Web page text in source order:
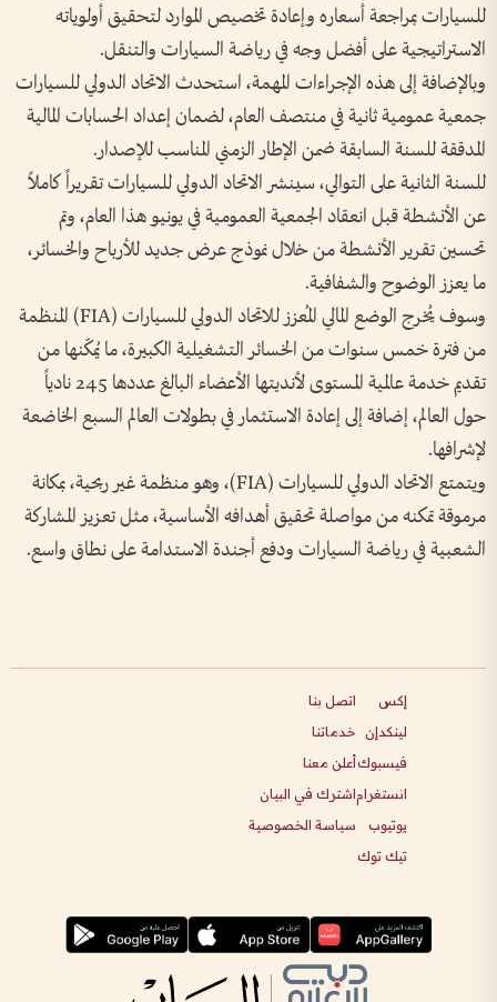
للسيارات بمراجعة أسعاره وإعادة تخصيص الموارد لتحقيق أولوياته
الاستراتيجية على أفضل وجه في رياضة السيارات والتنقل.
وبالإضافة إلى هذه الإجراءات المهمة، استحدث الاتحاد الدولي للسيارات
جمعية عمومية ثانية في منتصف العام، لضمان إعداد الحسابات المالية
المدققة للسنة السابقة ضمن الإطار الزمني المناسب للإصدار.
للسنة الثانية على التوالي، سينشر الاتحاد الدولي للسيارات تقريراً كاملاً
عن الأنشطة قبل انعقاد الجمعية العمومية في يونيو هذا العام، وتم
تحسين تقرير الأنشطة من خلال نموذج عرض جديد للأرباح والخسائر،
ما يعزز الوضوح والشفافية.
وسوف يُخرج الوضع المالي المُعزز للاتحاد الدولي للسيارات (FIA) المنظمة
من فترة خمس سنوات من الخسائر التشغيلية الكبيرة، ما يُمكّنها من
تقديم خدمة عالمية المستوى لأنديتها الأعضاء البالغ عددها 245 نادياً
حول العالم، إضافة إلى إعادة الاستثمار في بطولات العالم السبع الخاضعة
لإشرافها.
ويتمتع الاتحاد الدولي للسيارات (FIA)، وهو منظمة غير ربحية، بمكانة
مرموقة تمكنه من مواصلة تحقيق أهدافه الأساسية، مثل تعزيز المشاركة
الشعبية في رياضة السيارات ودفع أجندة الاستدامة على نطاق واسع.
إكس
لينكدإن
فيسبوك
انستغرام
يوتيوب
تيك توك
اتصل بنا
خدماتنا
أعلن معنا
اشترك في البيان
سياسة الخصوصية